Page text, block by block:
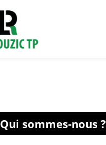
Qui sommes-nous ?